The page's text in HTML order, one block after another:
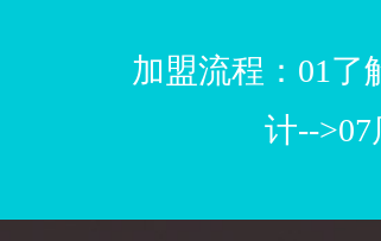
加盟流程：01了
计--